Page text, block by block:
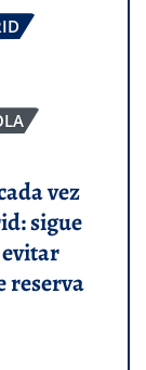
vez
sigue
reserva